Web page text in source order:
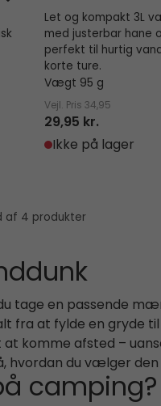
Let og kompakt 3L
med justerbar hane
perfekt til hurtig
korte ture.
Vægt 95 g
Vejl. Pris 34,95
29,95 kr.
Ikke på lager
af 4 produkter
tage en passende
at fylde en gryde
komme afsted –
du vælger
camping?